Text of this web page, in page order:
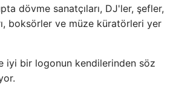
dövme sanatçıları, DJ'ler, şefler,
boksörler ve müze küratörleri yer
iyi bir logonun kendilerinden söz